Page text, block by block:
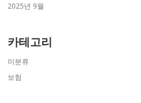
2025년 9월
카테고리
미분류
보험